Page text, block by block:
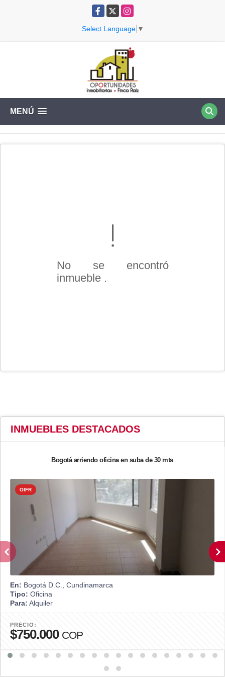
Facebook
X Instagram
Select Language ▼
MENÚ
No se encontró
inmueble .
INMUEBLES DESTACADOS
Bogotá arriendo oficina en suba de 30 mts
OIFR
En: Bogotá D.C., Cundinamarca
Tipo: Oficina
Para: Alquiler
PRECIO:
$750.000 COP